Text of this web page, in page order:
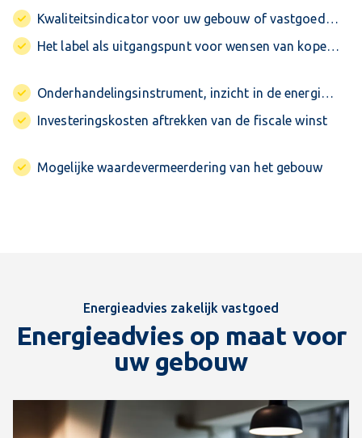
Kwaliteitsindicator voor uw gebouw of vastgoedportefeuille
Het label als uitgangspunt voor wensen van kopers of huurders
Onderhandelingsinstrument, inzicht in de energieprestatie
Investeringskosten aftrekken van de fiscale winst
Mogelijke waardevermeerdering van het gebouw
Energieadvies zakelijk vastgoed
Energieadvies op maat voor
uw gebouw